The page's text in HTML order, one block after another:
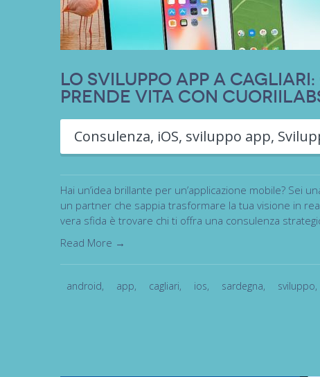
Lo Sviluppo App a
Prende Vita con
Consulenza, iOS, sviluppo app,
Hai un’idea brillante per un’applicazione mobile? Sei
un partner che sappia trasformare la tua visione in
vera sfida è trovare chi ti offra una consulenza
Read More →
android, app, cagliari, ios, sardegna, sviluppo,